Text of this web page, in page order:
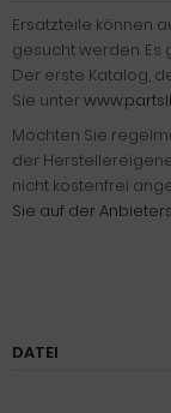
Ersatzteile können
gesucht werden.
Der erste Katalog,
Sie unter
Möchten Sie
der
nicht kostenfrei
Sie auf der
DATEI